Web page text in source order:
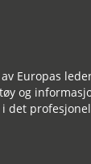
Europas
og
det